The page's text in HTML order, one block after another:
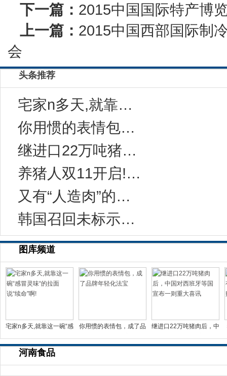
下一篇： 2015中国国际特产博
上一篇： 2015中国西部国际制
会
头条推荐
宅家n多天,就靠这一碗“感冒灵味“的拉面说
你用惯的表情包，成了品牌年轻化法宝
继进口22万吨猪肉后，中国对西班牙等国宣布一
养猪人双11开启!今年有10万家猪场在网上采
又有“人造肉”的事儿？科学家：无需饲养和屠宰
韩国召回未标示致敏成分的健康功能食品
图库频道
宅家n多天,就靠这一碗“感
你用惯的表情包，成了品
继进口22万吨猪肉后，中
河南食品